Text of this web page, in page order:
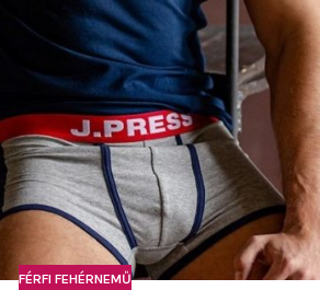
FÉRFI FEHÉRNEMŰ